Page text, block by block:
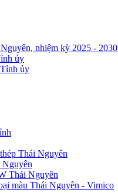
nhiệm kỳ 2025 - 2030
ủy
ủy
Thái Nguyên
Thái Nguyên
màu Thái Nguyên - Vimico